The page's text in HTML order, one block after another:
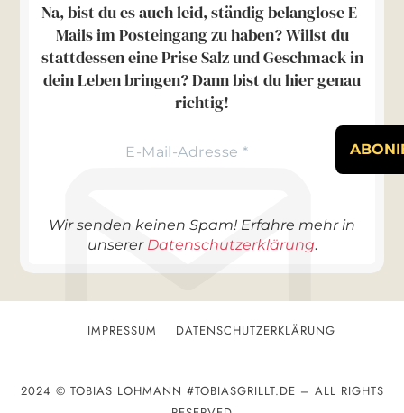
Na, bist du es auch leid, ständig belanglose E-
Mails im Posteingang zu haben? Willst du
stattdessen eine Prise Salz und Geschmack in
dein Leben bringen? Dann bist du hier genau
richtig!
Wir senden keinen Spam! Erfahre mehr in
unserer Datenschutzerklärung.
IMPRESSUM DATENSCHUTZERKLÄRUNG
2024 © TOBIAS LOHMANN #TOBIASGRILLT.DE – ALL RIGHTS